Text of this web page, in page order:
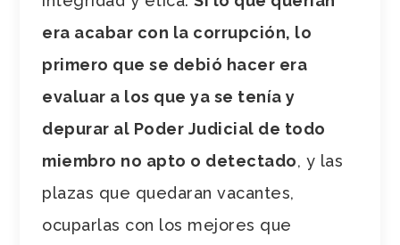
era acabar con la corrupción, lo
primero que se debió hacer era
evaluar a los que ya se tenía y
depurar al Poder Judicial de todo
miembro no apto o detectado, y las
plazas que quedaran vacantes,
ocuparlas con los mejores que